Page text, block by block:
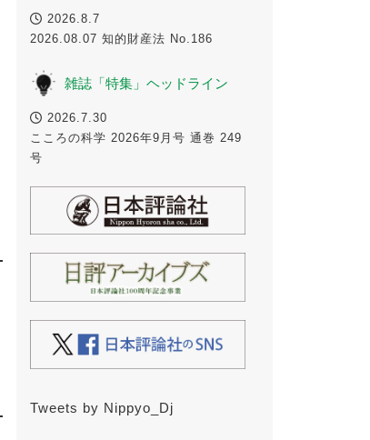
2026.8.7
2026.08.07 知的財産法 No.186
雑誌「特集」ヘッドライン
2026.7.30
こころの科学 2026年9月号 通巻 249
号
Tweets by Nippyo_Dj